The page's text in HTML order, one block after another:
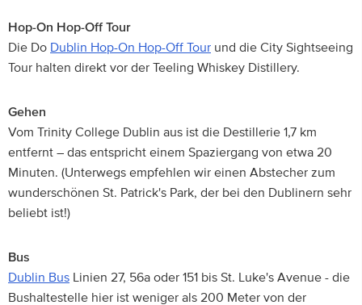
Hop-On Hop-Off Tour
Die Do Dublin Hop-On Hop-Off Tour und die City Sightseeing
Tour halten direkt vor der Teeling Whiskey Distillery.
Gehen
Vom Trinity College Dublin aus ist die Destillerie 1,7 km
entfernt – das entspricht einem Spaziergang von etwa 20
Minuten. (Unterwegs empfehlen wir einen Abstecher zum
wunderschönen St. Patrick's Park, der bei den Dublinern sehr
beliebt ist!)
Bus
Dublin Bus Linien 27, 56a oder 151 bis St. Luke's Avenue - die
Bushaltestelle hier ist weniger als 200 Meter von der